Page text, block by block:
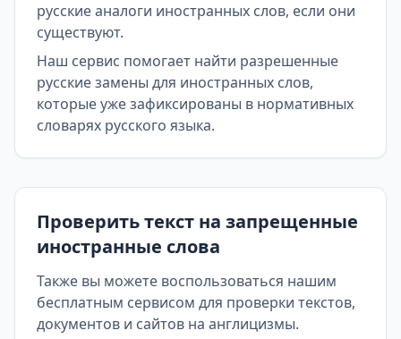
русские аналоги иностранных слов, если они
существуют.
Наш сервис помогает найти разрешенные
русские замены для иностранных слов,
которые уже зафиксированы в нормативных
словарях русского языка.
Проверить текст на запрещенные
иностранные слова
Также вы можете воспользоваться нашим
бесплатным сервисом для проверки текстов,
документов и сайтов на англицизмы.